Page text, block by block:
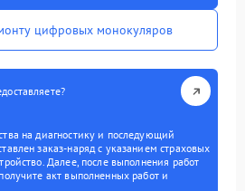
цифровых монокуляров
на диагностику и последующий
заказ-наряд с указанием страховых
Далее, после выполнения работ
акт выполненных работ и